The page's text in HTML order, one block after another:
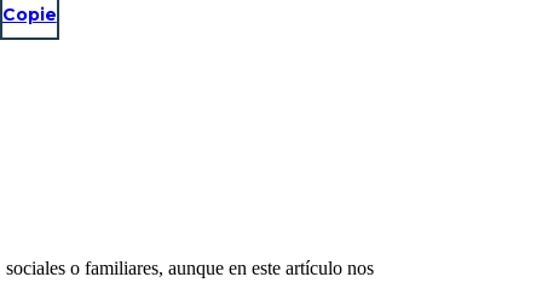
Copie
o familiares, aunque en este artículo nos